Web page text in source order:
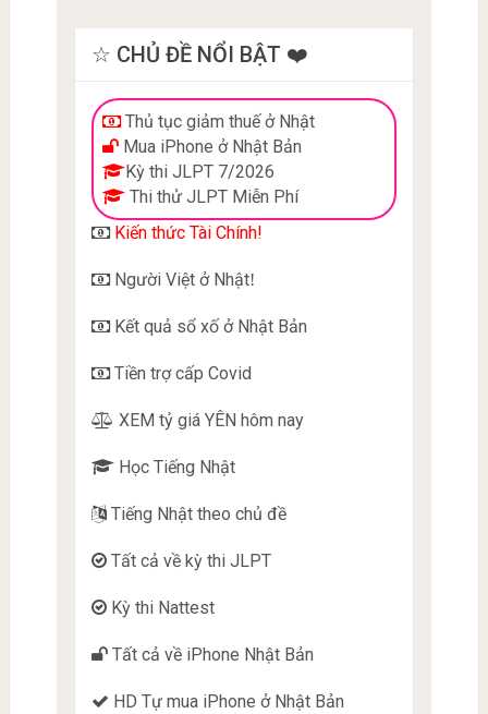
☆ CHỦ ĐỀ NỔI BẬT ❤️
Thủ tục giảm thuế ở Nhật
Mua iPhone ở Nhật Bản
Kỳ thi JLPT 7/2026
Thi thử JLPT Miễn Phí
Kiến thức Tài Chính!
Người Việt ở Nhật!
Kết quả sổ xố ở Nhật Bản
Tiền trợ cấp Covid
XEM tỷ giá YÊN hôm nay
Học Tiếng Nhật
Tiếng Nhật theo chủ đề
Tất cả về kỳ thi JLPT
Kỳ thi Nattest
Tất cả về iPhone Nhật Bản
HD Tự mua iPhone ở Nhật Bản